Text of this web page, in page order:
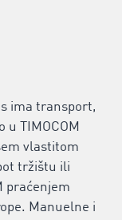
ima transport,
u TIMOCOM
vlastitom
tržištu ili
praćenjem
Manuelne i